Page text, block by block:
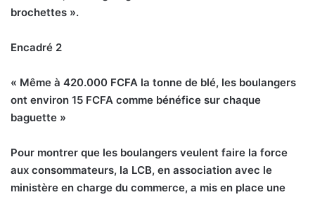
brochettes ».
Encadré 2
« Même à 420.000 FCFA la tonne de blé, les boulangers
ont environ 15 FCFA comme bénéfice sur chaque
baguette »
Pour montrer que les boulangers veulent faire la force
aux consommateurs, la LCB, en association avec le
ministère en charge du commerce, a mis en place une